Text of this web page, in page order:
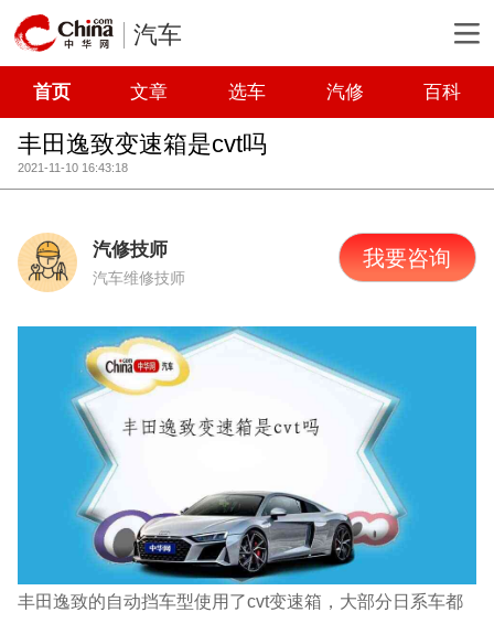
汽车
首页 文章 选车 汽修 百科
丰田逸致变速箱是cvt吗
2021-11-10 16:43:18
汽修技师
汽车维修技师
我要咨询
丰田逸致的自动挡车型使用了cvt变速箱，大部分日系车都